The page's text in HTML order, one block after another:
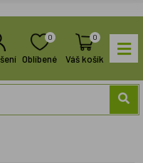
0
Oblíbené
0
Váš košík